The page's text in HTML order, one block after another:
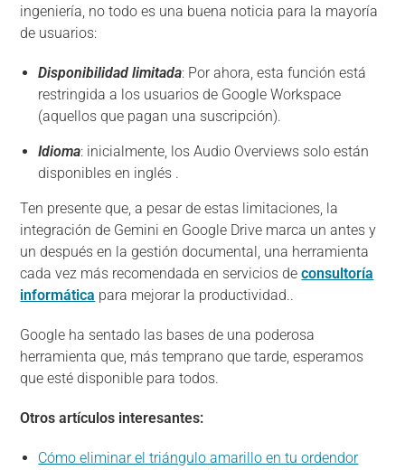
ingeniería, no todo es una buena noticia para la mayoría
de usuarios:
Disponibilidad limitada: Por ahora, esta función está
restringida a los usuarios de Google Workspace
(aquellos que pagan una suscripción).
Idioma: inicialmente, los Audio Overviews solo están
disponibles en inglés .
Ten presente que, a pesar de estas limitaciones, la
integración de Gemini en Google Drive marca un antes y
un después en la gestión documental, una herramienta
cada vez más recomendada en servicios deconsultoría
informática para mejorar la productividad..
Google ha sentado las bases de una poderosa
herramienta que, más temprano que tarde, esperamos
que esté disponible para todos.
Otros artículos interesantes:
Cómo eliminar el triángulo amarillo en tu ordendor